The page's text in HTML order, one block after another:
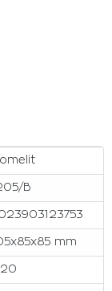
B
mm